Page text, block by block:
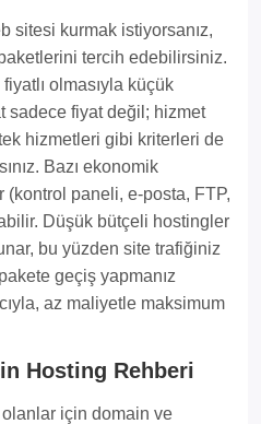
sitesi kurmak istiyorsanız,
tercih edebilirsiniz.
olmasıyla küçük
sadece fiyat değil; hizmet
hizmetleri gibi kriterleri de
Bazı ekonomik
paneli, e-posta, FTP,
Düşük bütçeli hostingler
bu yüzden site trafiğiniz
geçiş yapmanız
az maliyetle maksimum
Hosting Rehberi
olanlar için domain ve